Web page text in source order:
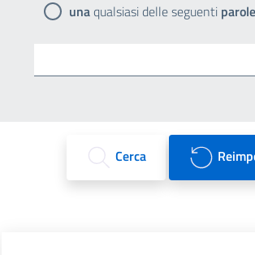
unaqualsiasi delle seguenti parole
Cerca